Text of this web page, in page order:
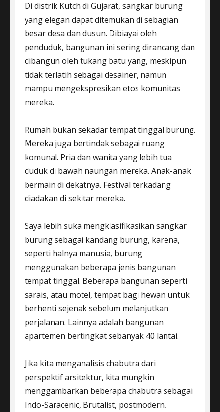
Di distrik Kutch di Gujarat, sangkar burung
yang elegan dapat ditemukan di sebagian
besar desa dan dusun. Dibiayai oleh
penduduk, bangunan ini sering dirancang dan
dibangun oleh tukang batu yang, meskipun
tidak terlatih sebagai desainer, namun
mampu mengekspresikan etos komunitas
mereka.
Rumah bukan sekadar tempat tinggal burung.
Mereka juga bertindak sebagai ruang
komunal. Pria dan wanita yang lebih tua
duduk di bawah naungan mereka. Anak-anak
bermain di dekatnya. Festival terkadang
diadakan di sekitar mereka.
Saya lebih suka mengklasifikasikan sangkar
burung sebagai kandang burung, karena,
seperti halnya manusia, burung
menggunakan beberapa jenis bangunan
tempat tinggal. Beberapa bangunan seperti
sarais, atau motel, tempat bagi hewan untuk
berhenti sejenak sebelum melanjutkan
perjalanan. Lainnya adalah bangunan
apartemen bertingkat sebanyak 40 lantai.
Jika kita menganalisis chabutra dari
perspektif arsitektur, kita mungkin
menggambarkan beberapa chabutra sebagai
Indo-Saracenic, Brutalist, postmodern,